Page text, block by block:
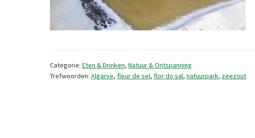
Categorie: Eten & Drinken, Natuur & Ontspanning
Trefwoorden: Algarve, fleur de sel, flor do sal, natuurpark, zeezout